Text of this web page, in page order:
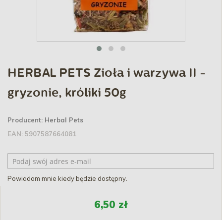
HERBAL PETS Zioła i warzywa II -
gryzonie, króliki 50g
Producent: Herbal Pets
EAN: 5907587664081
Powiadom mnie kiedy będzie dostępny.
6,50 zł